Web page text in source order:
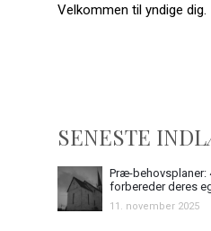
Velkommen til yndige dig.
SENESTE
Præ-behovsplaner:
forbereder deres
11. november 2025